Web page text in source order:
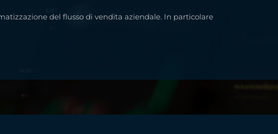
del flusso di vendita aziendale. In particolare